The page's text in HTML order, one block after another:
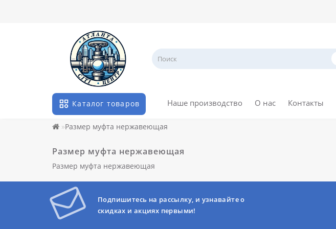
Каталог товаров Наше производство О нас Контакты
Размер муфта нержавеющая
Размер муфта нержавеющая
Размер муфта нержавеющая
Подпишитесь на рассылку, и узнавайте о
скидках и акциях первыми!